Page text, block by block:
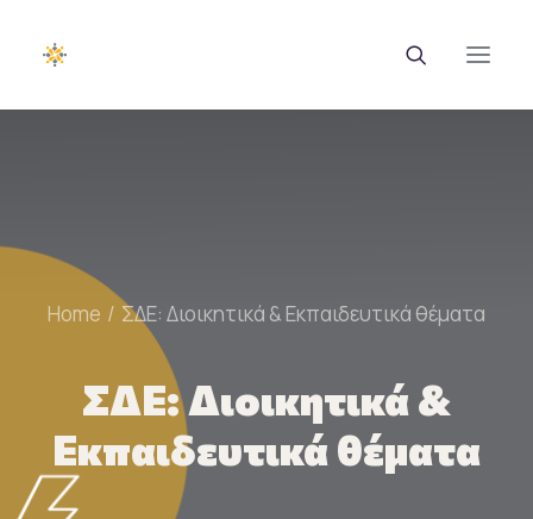
Σεμινάρια
Ευρωπαϊκά Προγράμματα
Εθνικά Προγράμματα
Voucher
Νέα & Ανακοινώσεις
Home ΣΔΕ: Διοικητικά & Εκπαιδευτικά θέματα
ΣΔΕ: Διοικητικά &
Εκπαιδευτικά θέματα